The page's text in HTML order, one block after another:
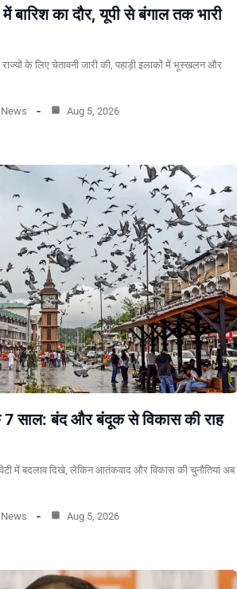
बारिश का दौर, यूपी से बंगाल तक भारी
के लिए चेतावनी जारी की, पहाड़ी इलाकों में भूस्खलन और
Aug 5, 2026
साल: बंद और बंदूक से विकास की राह
में बदलाव दिखे, लेकिन आतंकवाद और विकास की चुनौतियां अब
Aug 5, 2026